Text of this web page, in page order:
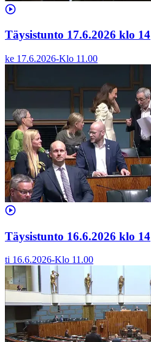
Täysistunto 17.6.2026 klo 14
ke 17.6.2026-Klo 11.00
Täysistunto 16.6.2026 klo 14
ti 16.6.2026-Klo 11.00